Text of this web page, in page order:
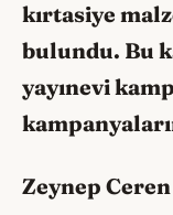
kırtasiye
bulundu. Bu
yayınevi
Zeynep